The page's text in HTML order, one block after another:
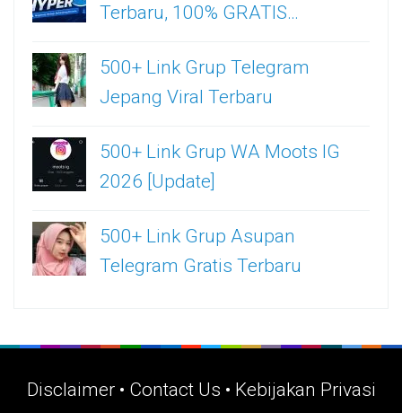
Terbaru, 100% GRATIS…
500+ Link Grup Telegram
Jepang Viral Terbaru
500+ Link Grup WA Moots IG
2026 [Update]
500+ Link Grup Asupan
Telegram Gratis Terbaru
Disclaimer• Contact Us • Kebijakan Privasi